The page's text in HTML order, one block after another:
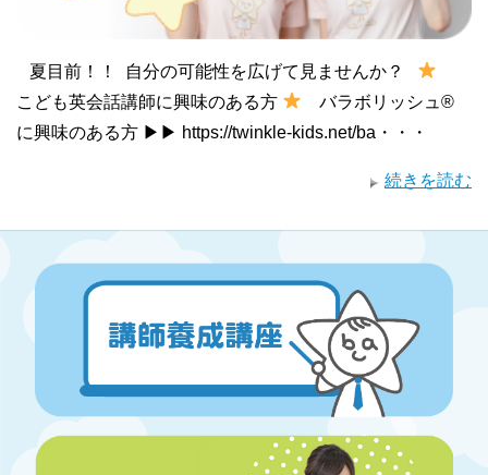
夏目前！！ 自分の可能性を広げて見ませんか？
こども英会話講師に興味のある方
バラボリッシュ®︎
に興味のある方 ▶︎▶︎ https://twinkle-kids.net/ba・・・
続きを読む